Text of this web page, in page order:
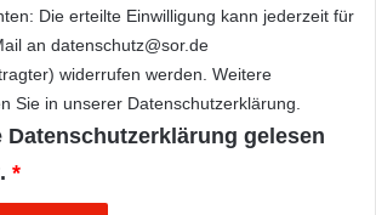
Die erteilte Einwilligung kann jederzeit für
an datenschutz@sor.de
widerrufen werden. Weitere
Sie in unserer Datenschutzerklärung.
Datenschutzerklärung gelesen
*